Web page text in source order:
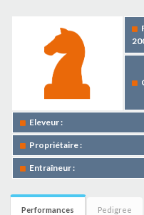
Eleveur :
Propriétaire :
Entraîneur :
Performances Pedigree